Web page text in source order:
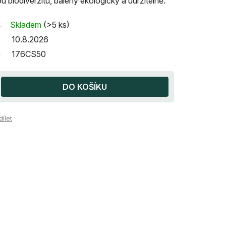
Skladem (>5 ks)
10.8.2026
176CS50
DO KOŠÍKU